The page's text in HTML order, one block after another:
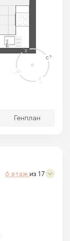
Генплан
6 этаж из 17